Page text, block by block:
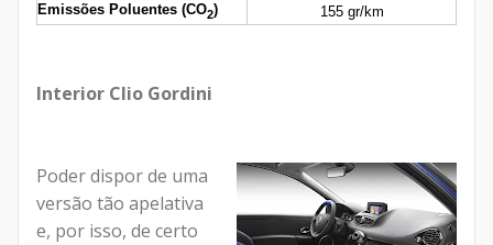
Emissões Poluentes (CO2) 155 gr/km
Interior Clio Gordini
Poder dispor de uma
versão tão apelativa
e, por isso, de certo